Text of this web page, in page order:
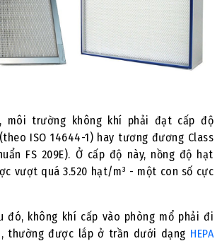
môi trường không khí phải đạt cấp độ
ISO 14644-1) hay tương đương Class
FS 209E). Ở cấp độ này, nồng độ hạt
vượt quá 3.520 hạt/m³ - một con số cực
đó, không khí cấp vào phòng mổ phải đi
, thường được lắp ở trần dưới dạng HEPA